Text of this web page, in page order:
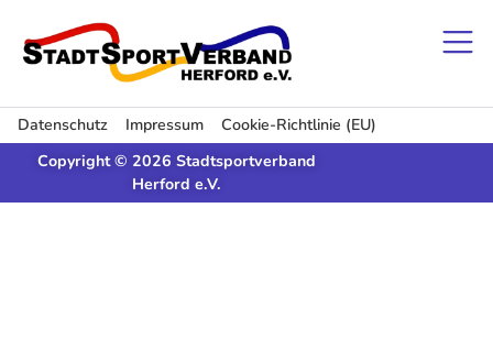
Datenschutz Impressum
Cookie-Richtlinie (EU)
Copyright © 2026 Stadtsportverband
Herford e.V.